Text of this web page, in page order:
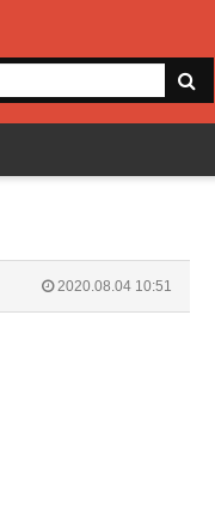
2020.08.04 10:51